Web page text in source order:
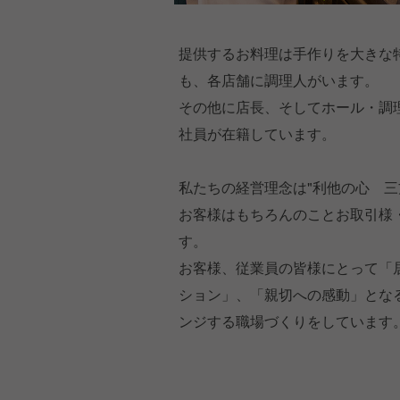
提供するお料理は手作りを大き
も、各店舗に調理人がいます。
その他に店長、そしてホール・
社員が在籍しています。
私たちの経営理念は"利他の心
お客様はもちろんのことお取引
す。
お客様、従業員の皆様にとって
ション」、「親切への感動」と
ンジする職場づくりをしています